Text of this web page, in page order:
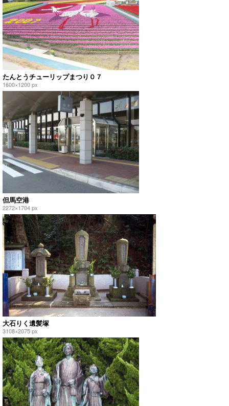
たんとうチューリップまつり０７
1600×1200 px
但馬空港
2272×1704 px
大石りく遺髪塚
3108×2075 px